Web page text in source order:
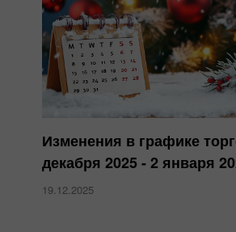
Изменения в графике
декабря 2025 - 2 января
19.12.2025